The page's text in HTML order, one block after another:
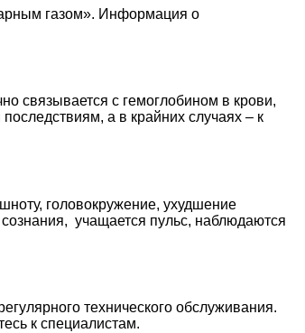
газом». Информация о
связывается с гемоглобином в крови,
а в крайних случаях – к
головокружение, ухудшение
учащается пульс, наблюдаются
технического обслуживания.
к специалистам.